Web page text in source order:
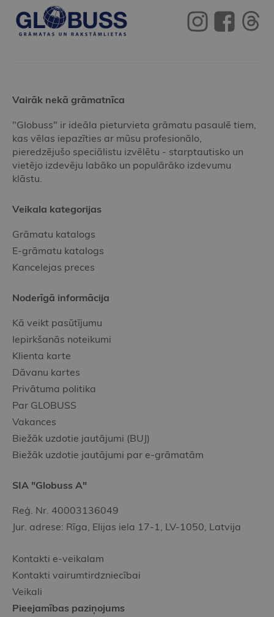
Vairāk nekā grāmatnīca
"Globuss" ir ideāla pieturvieta grāmatu pasaulē tiem,
kas vēlas iepazīties ar mūsu profesionālo,
pieredzējušo speciālistu izvēlētu - starptautisko un
vietējo izdevēju labāko un populārāko izdevumu
klāstu.
Veikala kategorijas
Grāmatu katalogs
E-grāmatu katalogs
Kancelejas preces
Noderīgā informācija
Kā veikt pasūtījumu
Iepirkšanās noteikumi
Klienta karte
Dāvanu kartes
Privātuma politika
Par GLOBUSS
Vakances
Biežāk uzdotie jautājumi (BUJ)
Biežāk uzdotie jautājumi par e-grāmatām
SIA "Globuss A"
Reģ. Nr. 40003136049
Jur. adrese: Rīga, Elijas iela 17-1, LV-1050, Latvija
Kontakti e-veikalam
Kontakti vairumtirdzniecībai
Veikali
Pieejamības paziņojums